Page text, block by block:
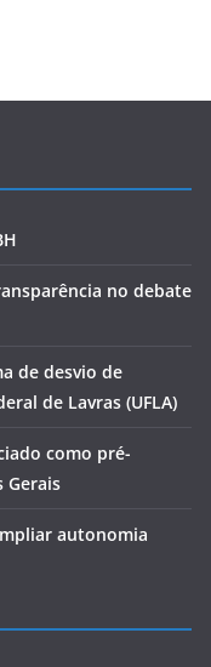
no debate
de desvio de
de Lavras (UFLA)
como pré-
Gerais
autonomia